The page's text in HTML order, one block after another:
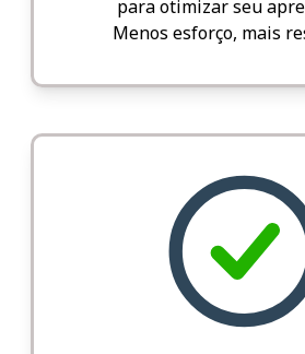
para otimizar seu
Menos esforço, mais